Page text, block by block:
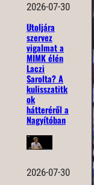
2026-07-30
Utoljára
szervez
vigalmat a
MIMK élén
Laczi
Sarolta? A
kulisszatitk
ok
hátteréről a
Nagyítóban
2026-07-30